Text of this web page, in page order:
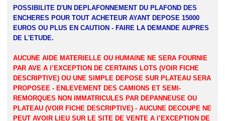
POSSIBILITE D'UN DEPLAFONNEMENT DU PLAFOND DES
ENCHERES POUR TOUT ACHETEUR AYANT DEPOSE 15000
EUROS OU PLUS EN CAUTION - FAIRE LA DEMANDE AUPRES
DE L'ETUDE.
AUCUNE AIDE MATERIELLE OU HUMAINE NE SERA FOURNIE
PAR AVE A l’EXCEPTION DE CERTAINS LOTS (VOIR FICHE
DESCRIPTIVE) OU UNE SIMPLE DEPOSE SUR PLATEAU SERA
PROPOSEE - ENLEVEMENT DES CAMIONS ET SEMI-
REMORQUES NON IMMATRICULES PAR DEPANNEUSE OU
PLATEAU (VOIR FICHE DESCRIPTIVE) - AUCUNE DECOUPE NE
PEUT AVOIR LIEU SUR LE SITE DE VENTE A l’EXCEPTION DE